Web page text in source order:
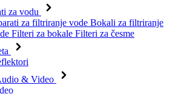
za vodu
za filtriranje vode Bokali za filtriranje
Filteri za bokale Filteri za česme
& Video